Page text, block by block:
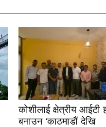
कोशीलाई क्षेत्रीय आईटी
बनाउन ‘काठमाडौं देखि